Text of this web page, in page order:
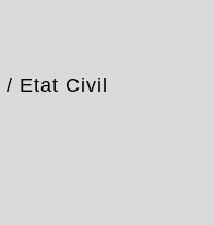
/ Etat Civil